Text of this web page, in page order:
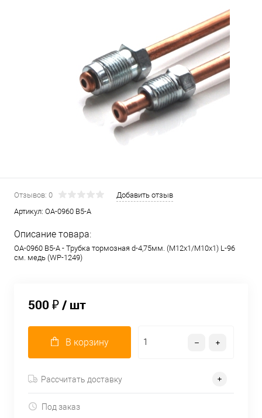
Отзывов: 0
Добавить отзыв
Артикул: OA-0960 B5-A
Описание товара:
OA-0960 B5-A - Трубка тормозная d-4,75мм. (М12х1/М10х1) L-96
см. медь (WP-1249)
500 ₽/ шт
В корзину
Рассчитать доставку
Под заказ